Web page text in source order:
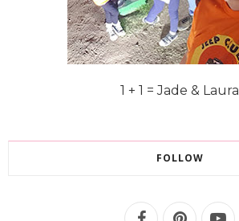
1 + 1 = Jade & Laura
FOLLOW